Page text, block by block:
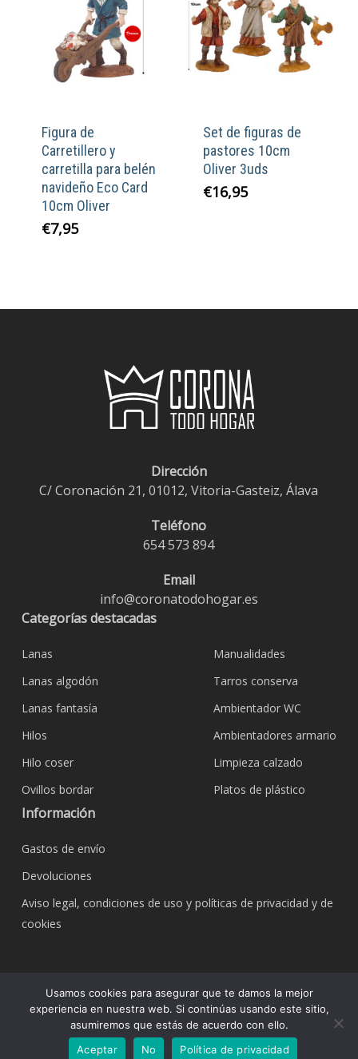
Figura de
Carretillero y
carretilla para belén
navideño Eco Card
10cm Oliver
€7,95
Set de figuras de
pastores 10cm
Oliver 3uds
€16,95
Dirección
C/ Coronación 21, 01012, Vitoria-Gasteiz, Álava
Teléfono
654 573 894
Email
info@coronatodohogar.es
Categorías destacadas
Lanas
Lanas algodón
Lanas fantasía
Hilos
Hilo coser
Ovillos bordar
Manualidades
Tarros conserva
Ambientador WC
Ambientadores armario
Limpieza calzado
Platos de plástico
Información
Gastos de envío
Devoluciones
Aviso legal, condiciones de uso y políticas de privacidad y de
cookies
© 2026 Bazar Corona Todo Hogar. Todos los
derechos reservados.
Usamos cookies para asegurar que te damos la mejor
experiencia en nuestra web. Si continúas usando este sitio,
asumiremos que estás de acuerdo con ello.
Aceptar
No Política de privacidad